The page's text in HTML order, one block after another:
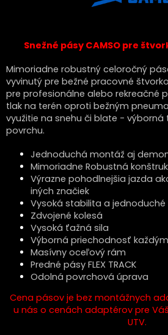
Snežné pásy CAMSO pre
Mimoriadne robustný celoročný
vyvinutý pre bežné pracovné
pre profesionálne alebo rekreačné
tlak na terén oproti bežným
využitie na snehu či blate - výborná
povrchu.
Jednoduchá montáž aj
Mimoriadne Robustná
Výrazne pohodlnejšia jazda
iných značiek
Vysoká stabilita a
Zdvojené kolesá
Vysoká ťažná sila
Výborná priechodnosť
Masívny oceľový rám
Predné pásy FLEX TRACK
Odolná povrchová úprava
Cena pásov je bez montážnych
u nás o cenách adaptérov pre
UTV.